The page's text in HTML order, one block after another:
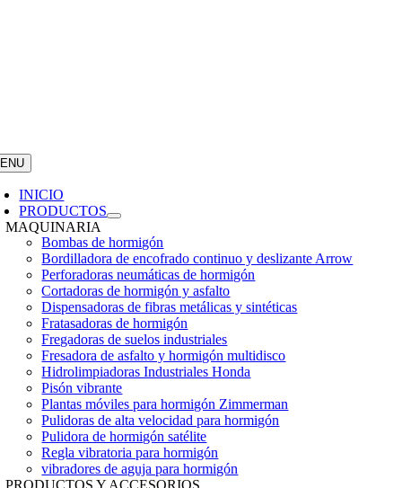
INICIO
PRODUCTOS
MAQUINARIA
Bombas de hormigón
Bordilladora de encofrado continuo y deslizante Arrow
Perforadoras neumáticas de hormigón
Cortadoras de hormigón y asfalto
Dispensadoras de fibras metálicas y sintéticas
Fratasadoras de hormigón
Fregadoras de suelos industriales
Fresadora de asfalto y hormigón multidisco
Hidrolimpiadoras Industriales Honda
Pisón vibrante
Plantas móviles para hormigón Zimmerman
Pulidoras de alta velocidad para hormigón
Pulidora de hormigón satélite
Regla vibratoria para hormigón
vibradores de aguja para hormigón
PRODUCTOS Y ACCESORIOS